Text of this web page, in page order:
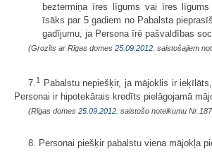
beztermiņa īres līgums vai īres
īsāks par 5 gadiem no Pabalsta
gadījumu, ja Persona īrē pašvaldības
(Grozīts ar Rīgas domes 25.09.2012. saistošajiem
7. 1
Pabalstu nepiešķir, ja mājoklis ir
Personai ir hipotekārais kredīts pielāgojamā
(Rīgas domes 25.09.2012. saistošo noteikumu
8. Personai piešķir pabalstu viena mājokļa